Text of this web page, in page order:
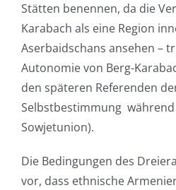
Stätten benennen, da die
Karabach als eine Region
Aserbaidschans ansehen –
Autonomie von Berg-
den späteren Referenden
Selbstbestimmung
Sowjetunion).
Die Bedingungen des
vor, dass ethnische